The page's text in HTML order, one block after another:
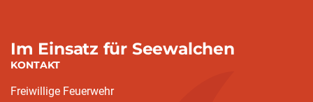
Im Einsatz für Seewalchen
KONTAKT
Freiwillige Feuerwehr